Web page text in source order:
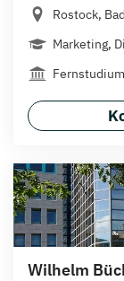
Rostock,
Marketing,
Fernstudium
Wilhelm